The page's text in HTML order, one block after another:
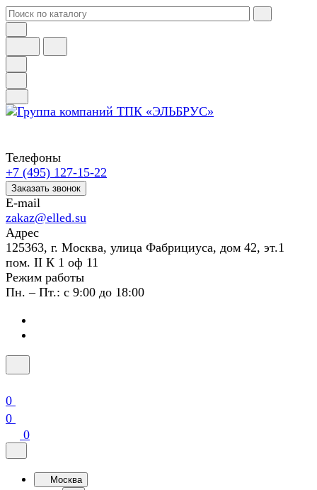
Телефоны
+7 (495) 127-15-22
Заказать звонок
E-mail
zakaz@elled.su
Адрес
125363, г. Москва, улица Фабрициуса, дом 42, эт.1
пом. II К 1 оф 11
Режим работы
Пн. – Пт.: с 9:00 до 18:00
0
0
0
Москва